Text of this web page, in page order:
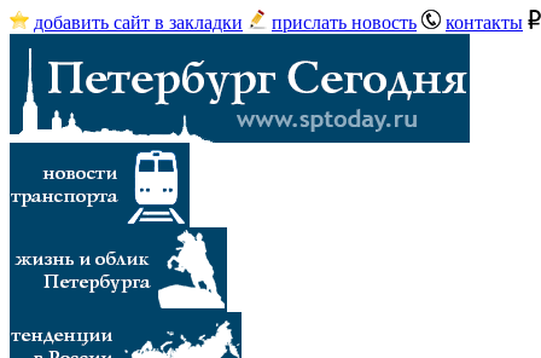
добавить сайт в закладки прислать новость контакты